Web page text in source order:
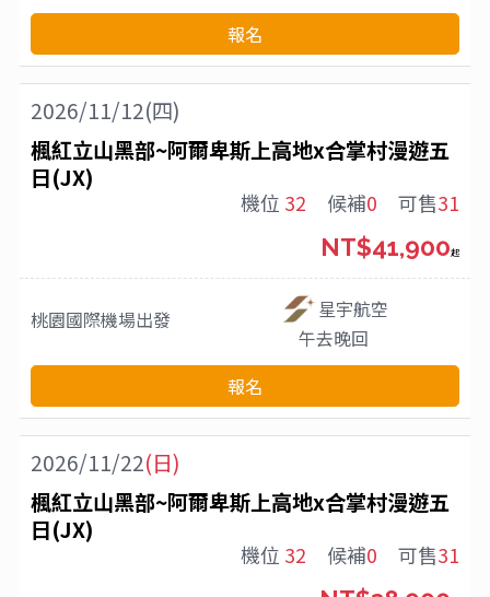
報名
2026/11/12(四)
楓紅立山黑部~阿爾卑斯上高地x合掌村漫遊五
日(JX)
機位 32 候補0 可售31
桃園國際機場出發
星宇航空
午去晚回
NT$41,900起
報名
2026/11/22(日)
楓紅立山黑部~阿爾卑斯上高地x合掌村漫遊五
日(JX)
機位 32 候補0 可售31